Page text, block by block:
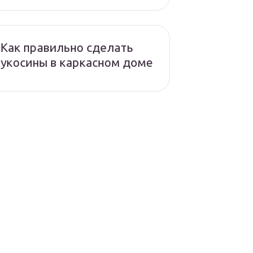
Как правильно сделать
укосины в каркасном доме